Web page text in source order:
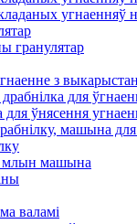
угнаенняў
гранулятар
з
для
ўнясення
машына
млын машына
валамі